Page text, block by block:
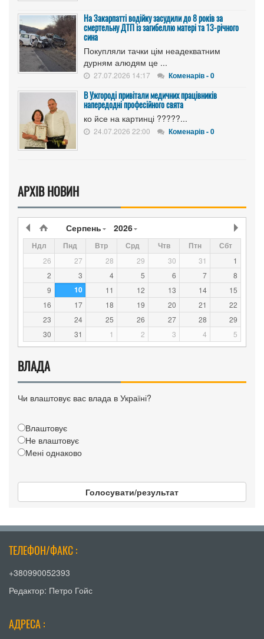
На Закарпатті водійку засудили до 8 років за
смертельну ДТП із загибеллю матері та 13-річного
сина
Покупляли тачки цім неадекватним
дурням алюдям це ...
27.07.2026 14:17 Коменарів - 0
В Ужгороді привітали медичних працівників
напередодні професійного свята
ко йсе на картинці ?????...
24.07.2026 22:00 Коменарів - 0
АРХІВ НОВИН
Серпень 2026
Ндл Пнд Втр Срд Чтв Птн Сбт
26 27 28 29 30 31
1
2
3 4 5 6 7
8
9
10 11 12 13 14
15
16
17 18 19 20 21
22
23
24 25 26 27 28
29
30
31 1 2 3 4 5
ВЛАДА
Чи влаштовує вас влада в Україні?
Влаштовує
Не влаштовує
Мені однаково
Голосувати/результат
ТЕЛЕФОН/ФАКС :
+380990052393
Редактор: Петро Гойс
АДРЕСА :